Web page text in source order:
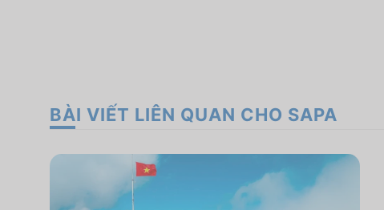
BÀI VIẾT LIÊN QUAN CHO SAPA